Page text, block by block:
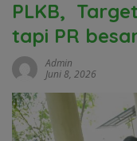
PLKB,
tapi PR
Admin
Juni 8, 2026